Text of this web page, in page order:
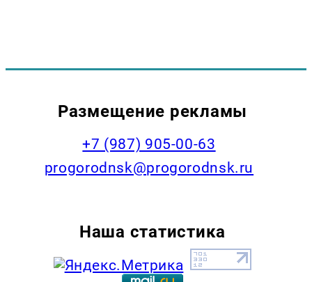
Размещение рекламы
+7 (987) 905-00-63
progorodnsk@progorodnsk.ru
Наша статистика